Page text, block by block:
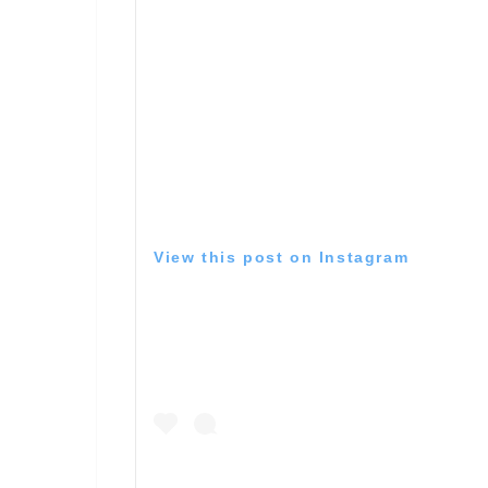
View this post on Instagram